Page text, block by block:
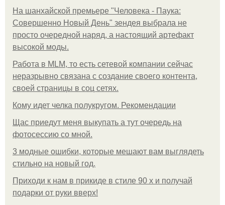
На шанхайской премьере "Человека - Паука:
Совершенно Новый День" зендея выбрала не
просто очередной наряд, а настоящий артефакт
высокой моды.
Работа в MLM, то есть сетевой компании сейчас
неразрывно связана с создание своего контента,
своей страницы в соц сетях.
Кому идет челка полукругом. Рекомендации
Щас приедут меня выкупать а тут очередь на
фотосессию со мной.
3 модные ошибки, которые мешают вам выглядеть
стильно на новый год.
Приходи к нам в прикиде в стиле 90 х и получай
подарки от руки вверх!